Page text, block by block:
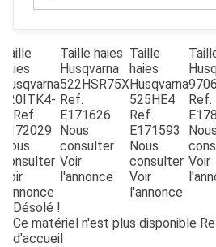
Taille
haies
Husqvarna
120ITK4-
Ref.
E172029
Nous
consulter
Voir
l'annonce
Taille haies
Husqvarna
522HSR75X
Ref.
E171626
Nous
consulter
Voir
l'annonce
Taille
haies
Husqvarna
525HE4
Ref.
E171593
Nous
consulter
Voir
l'annonce
Ref.
Nous
Voir
Désolé !
Ce matériel n'est plus disponible
d'accueil